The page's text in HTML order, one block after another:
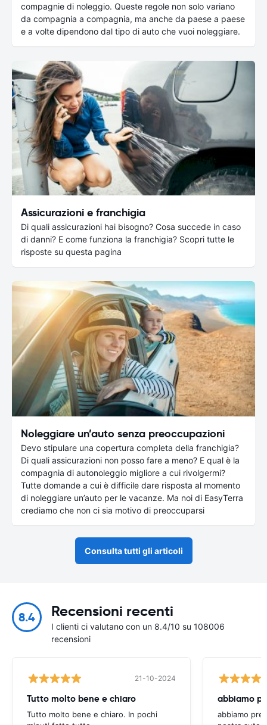
compagnie di noleggio. Queste regole non solo variano
da compagnia a compagnia, ma anche da paese a paese
e a volte dipendono dal tipo di auto che vuoi noleggiare.
Assicurazioni e franchigia
Di quali assicurazioni hai bisogno? Cosa succede in caso
di danni? E come funziona la franchigia? Scopri tutte le
risposte su questa pagina
Noleggiare un’auto senza preoccupazioni
Devo stipulare una copertura completa della franchigia?
Di quali assicurazioni non posso fare a meno? E qual è la
compagnia di autonoleggio migliore a cui rivolgermi?
Tutte domande a cui è difficile dare risposta al momento
di noleggiare un’auto per le vacanze. Ma noi di EasyTerra
crediamo che non ci sia motivo di preoccuparsi
Consulta tutti gli articoli
8.4 Recensioni recenti
I clienti ci valutano con un 8.4/10 su 108006
recensioni
21-10-2024
Tutto molto bene e chiaro
Tutto molto bene e chiaro. In pochi
abbiamo